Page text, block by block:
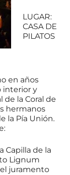
LUGAR:
CASA DE
PILATOS
en años
interior y
la Coral de
hermanos
la Pía Unión.
Capilla de la
Lignum
juramento